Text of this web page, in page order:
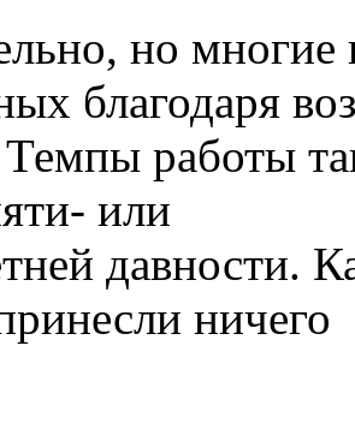
но
благодаря
работы
или
давности.
ничего